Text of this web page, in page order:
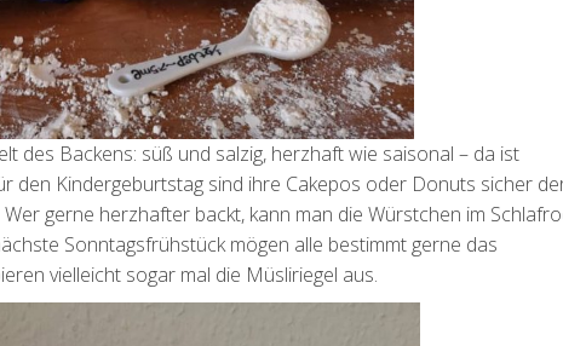
des Backens: süß und salzig, herzhaft wie saisonal – da ist
den Kindergeburtstag sind ihre Cakepos oder Donuts sicher
gerne herzhafter backt, kann man die Würstchen im
Sonntagsfrühstück mögen alle bestimmt gerne das
vielleicht sogar mal die Müsliriegel aus.